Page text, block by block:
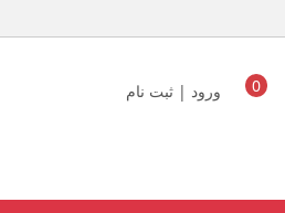
0 ورود | ثبت نام